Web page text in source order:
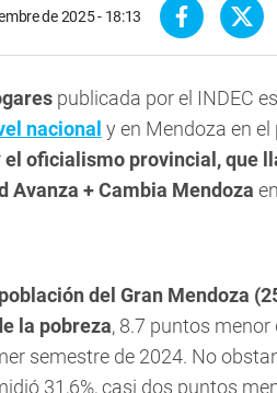
de 2025 - 18:13
publicada por el INDEC
nacional y en Mendoza en
el oficialismo provincial, que
Avanza + Cambia Mendoza
del Gran Mendoza
la pobreza, 8.7 puntos
semestre de 2024. No
31,6%, casi dos puntos